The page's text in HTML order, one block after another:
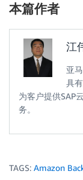
本篇作者
江
亚
具
为客户提供SAP
务。
TAGS: Amazon